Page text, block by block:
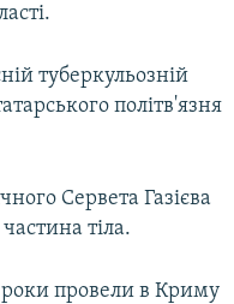
туберкульозній
політв'язня
Сервета Газієва
тіла.
роки провели в Криму